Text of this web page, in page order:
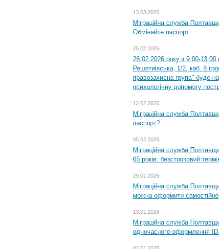
13.03.2026
Міграційна служба
Обміняйте паспорт
25.02.2026
26.02.2026 року з 9:00-
Решетиівська, 1/2, каб. 8
правозахисна група" буде
психологічну допомогу
12.02.2026
Міграційна служба
паспорт?
05.02.2026
Міграційна служба
65 років: безстроковий
29.01.2026
Міграційна служба
можна оформити самостійно
13.01.2026
Міграційна служба
одночасного оформлення